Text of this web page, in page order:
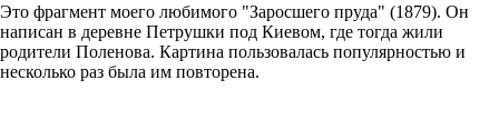
Это фрагмент моего любимого "Заросшего пруда" (1879). Он
написан в деревне Петрушки под Киевом, где тогда жили
родители Поленова. Картина пользовалась популярностью и
несколько раз была им повторена.